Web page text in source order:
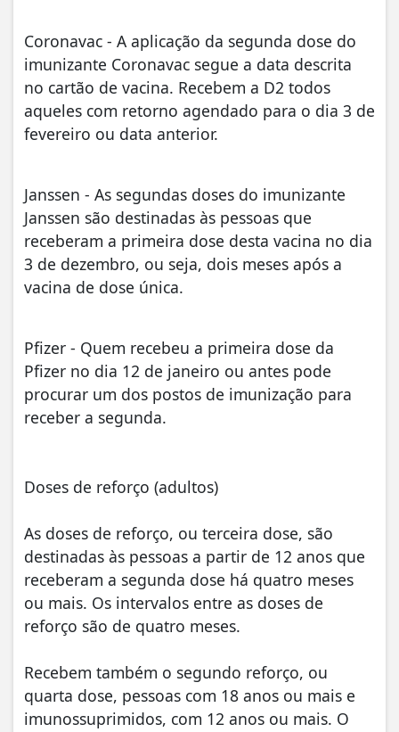
Coronavac - A aplicação da segunda dose do
imunizante Coronavac segue a data descrita
no cartão de vacina. Recebem a D2 todos
aqueles com retorno agendado para o dia 3 de
fevereiro ou data anterior.
Janssen - As segundas doses do imunizante
Janssen são destinadas às pessoas que
receberam a primeira dose desta vacina no dia
3 de dezembro, ou seja, dois meses após a
vacina de dose única.
Pfizer - Quem recebeu a primeira dose da
Pfizer no dia 12 de janeiro ou antes pode
procurar um dos postos de imunização para
receber a segunda.
Doses de reforço (adultos)
As doses de reforço, ou terceira dose, são
destinadas às pessoas a partir de 12 anos que
receberam a segunda dose há quatro meses
ou mais. Os intervalos entre as doses de
reforço são de quatro meses.
Recebem também o segundo reforço, ou
quarta dose, pessoas com 18 anos ou mais e
imunossuprimidos, com 12 anos ou mais. O